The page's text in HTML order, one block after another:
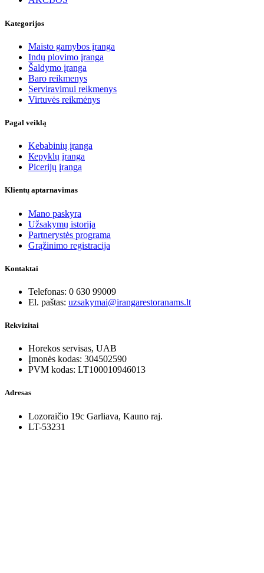
Kategorijos
Maisto gamybos įranga
Indų plovimo įranga
Šaldymo įranga
Baro reikmenys
Serviravimui reikmenys
Virtuvės reikmėnys
Pagal veiklą
Kebabinių įranga
Кеpyklų įranga
Picerijų įranga
Klientų aptarnavimas
Mano paskyra
Užsakymų istorija
Partnerystės programa
Grąžinimo registracija
Kontaktai
Telefonas: 0 630 99009
El. paštas: uzsakymai@irangarestoranams.lt
Rekvizitai
Horekos servisas, UAB
Įmonės kodas: 304502590
PVM kodas: LT100010946013
Adresas
Lozoraičio 19c Garliava, Kauno raj.
LT-53231